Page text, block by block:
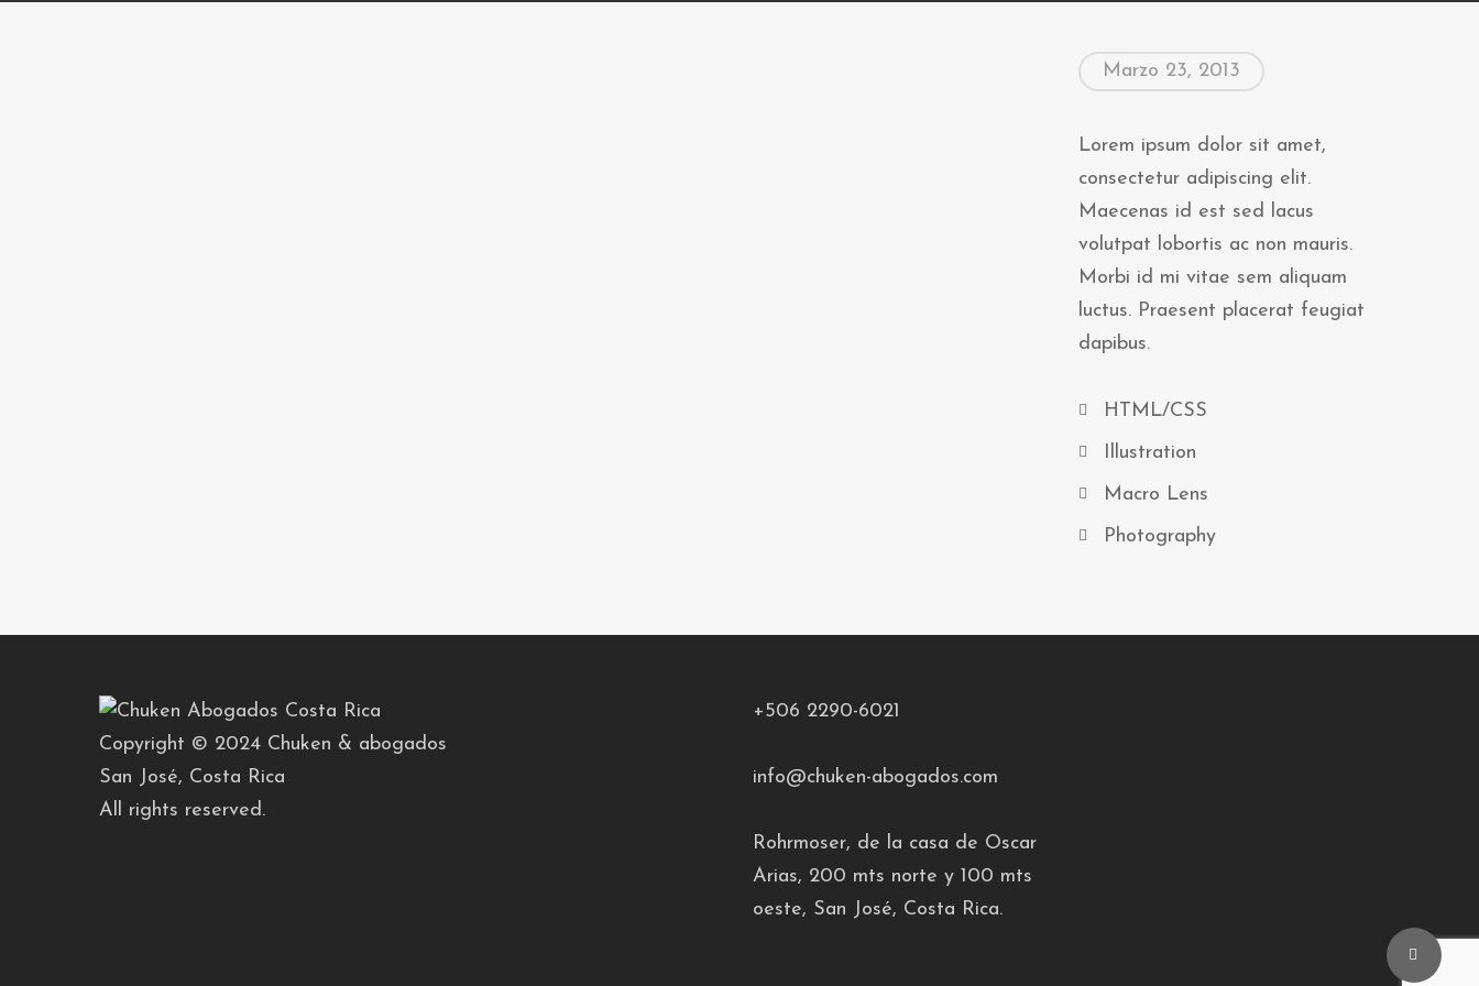
Marzo 23, 2013
Lorem ipsum dolor sit amet,
consectetur adipiscing elit.
Maecenas id est sed lacus
volutpat lobortis ac non mauris.
Morbi id mi vitae sem aliquam
luctus. Praesent placerat feugiat
dapibus.
HTML/CSS
Illustration
Macro Lens
Photography
Copyright © 2024 Chuken & abogados
San José, Costa Rica
All rights reserved.
+506 2290-6021
info@chuken-abogados.com
Rohrmoser, de la casa de Oscar
Arias, 200 mts norte y 100 mts
oeste, San José, Costa Rica.